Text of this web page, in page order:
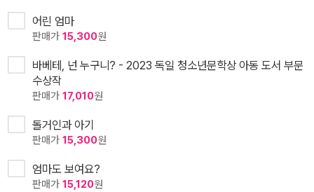
어린 엄마
판매가 15,300원
바베테, 넌 누구니? - 2023 독일 청소년문학상 아동 도서 부문
수상작
판매가 17,010원
돌거인과 아기
판매가 15,300원
엄마도 보여요?
판매가 15,120원